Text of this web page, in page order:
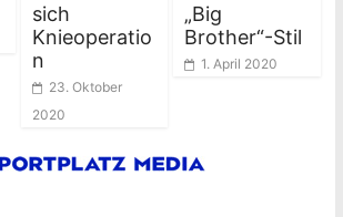
sich
Knieoperatio
n
23. Oktober
2020
„Big
Brother“-Stil
1. April 2020